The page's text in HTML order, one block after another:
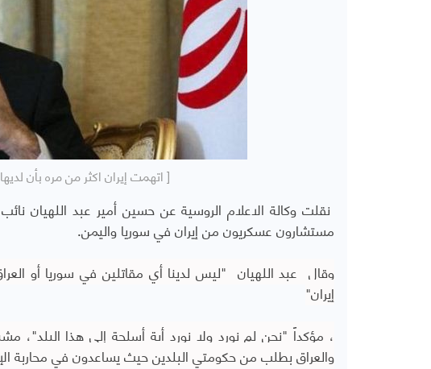
[ اتهمت إيران اكثر من مره بأن
نقلت وكالة الاعلام الروسية عن حسين أمير عبد اللهيان نائب
مستشارون عسكريون من إيران في سوريا واليمن.
وقال عبد اللهيان "ليس لدينا أي مقاتلين في سوريا أو
إيران"
، مؤكداً "نحن لم نورد ولا نورد أية أسلحة إلى هذا البلد"،
والعراق بطلب من حكومتي البلدين حيث يساعدون في محاربة